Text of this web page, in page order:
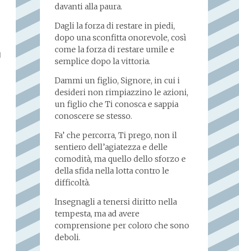
davanti alla paura.
Dagli la forza di restare in piedi,
dopo una sconfitta onorevole, così
come la forza di restare umile e
semplice dopo la vittoria.
Dammi un figlio, Signore, in cui i
desideri non rimpiazzino le azioni,
un figlio che Ti conosca e sappia
conoscere se stesso.
Fa’ che percorra, Ti prego, non il
sentiero dell’agiatezza e delle
comodità, ma quello dello sforzo e
della sfida nella lotta contro le
difficoltà.
Insegnagli a tenersi diritto nella
tempesta, ma ad avere
comprensione per coloro che sono
deboli.